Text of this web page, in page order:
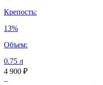
Крепость:
13%
Объем:
0.75 л
4 900 ₽
–